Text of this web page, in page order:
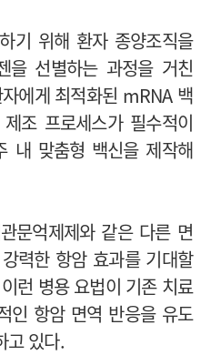
기 위해 환자 종양조직을
을 선별하는 과정을 거친
에게 최적화된 mRNA 백
조 프로세스가 필수적이
내 맞춤형 백신을 제작해
문억제제와 같은 다른 면
력한 항암 효과를 기대할
런 병용 요법이 기존 치료
인 항암 면역 반응을 유도
고 있다.